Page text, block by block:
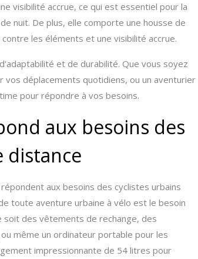
visibilité accrue, ce qui est essentiel pour la
nuit. De plus, elle comporte une housse de
les éléments et une visibilité accrue.
et de durabilité. Que vous soyez
vos déplacements quotidiens, ou un aventurier
pour répondre à vos besoins.
aux besoins des
distance
aux besoins des cyclistes urbains
toute aventure urbaine à vélo est le besoin
des vêtements de rechange, des
même un ordinateur portable pour les
impressionnante de 54 litres pour